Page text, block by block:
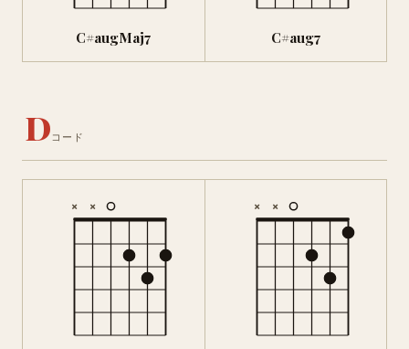
C#augMaj7 C#aug7
Dコード
× × × ×